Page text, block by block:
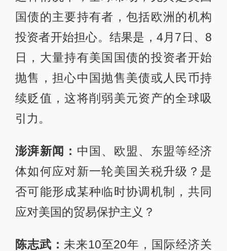
国债的主要持有者，包括欧洲的机构
投资者开始担心。结果是，4月7日、8
日，大量持有美国国债的投资者开始
抛售，担心中国抛售美债或人民币持
续贬值，这将削弱美元资产的全球吸
引力。
澎湃新闻： 中国、欧盟、东盟等经济
体如何应对新一轮美国关税升级？是
否可能形成某种临时协调机制，共同
应对美国的贸易保护主义？
陈志武： 未来10至20年，国际经济关